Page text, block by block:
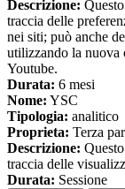
Descrizione:
traccia delle
nei siti; può anche
utilizzando la nuova
Youtube.
Durata: 6 mesi
Nome: YSC
Tipologia: analitico
Proprieta: Terza
Descrizione:
traccia delle
Durata: Sessione